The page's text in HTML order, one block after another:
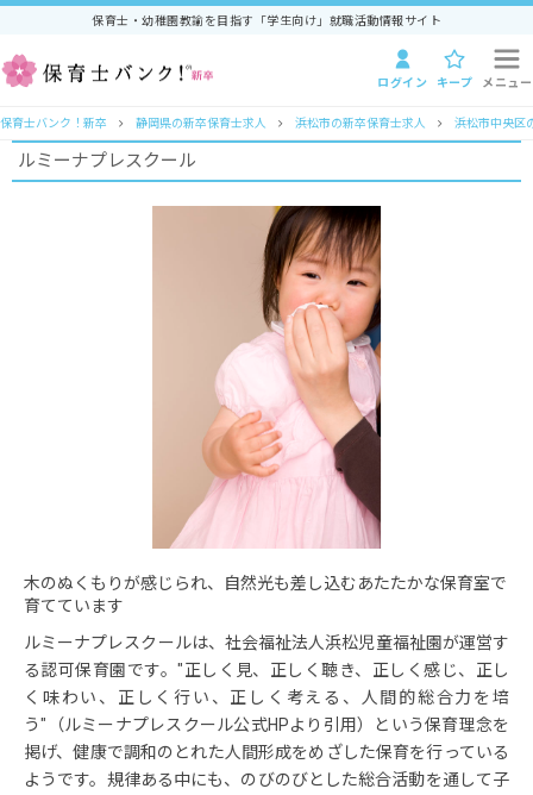
保育士・幼稚園教諭を目指す「学生向け」就職活動情報サイト
ログイン キープ メニュー
保育士バンク！新卒 静岡県の新卒保育士求人 浜松市の新卒保育士求人 浜松市中央区
ルミーナプレスクール
木のぬくもりが感じられ、自然光も差し込むあたたかな保育室で
育てています
ルミーナプレスクールは、社会福祉法人浜松児童福祉園が運営す
る認可保育園です。"正しく見、正しく聴き、正しく感じ、正し
く味わい、正しく行い、正しく考える、人間的総合力を培
う"（ルミーナプレスクール公式HPより引用）という保育理念を
掲げ、健康で調和のとれた人間形成をめざした保育を行っている
ようです。規律ある中にも、のびのびとした総合活動を通して子